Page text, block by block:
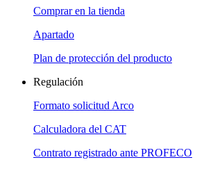
Comprar en la tienda
Apartado
Plan de protección del producto
Regulación
Formato solicitud Arco
Calculadora del CAT
Contrato registrado ante PROFECO